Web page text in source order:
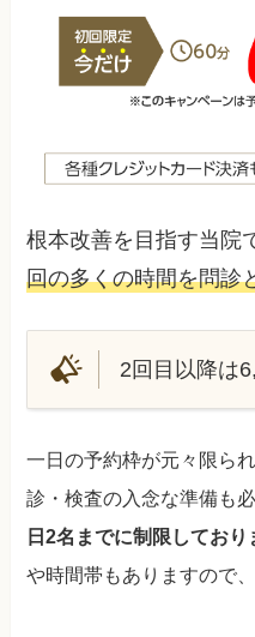
根本改善を目指す当院
回の多くの時間を問診
2回目以降は
一日の予約枠が元々限ら
診・検査の入念な準備も
日2名までに制限しており
や時間帯もありますので